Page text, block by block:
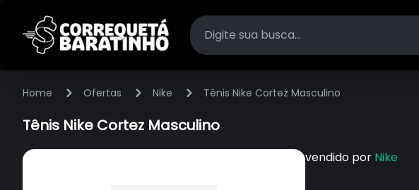
Home Ofertas Nike Tênis Nike Cortez Masculino
Tênis Nike Cortez Masculino
vendido por Nike